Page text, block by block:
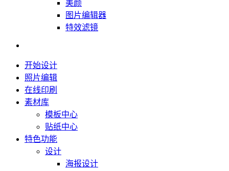
美颜
图片编辑器
特效滤镜
开始设计
照片编辑
在线印刷
素材库
模板中心
贴纸中心
特色功能
设计
海报设计